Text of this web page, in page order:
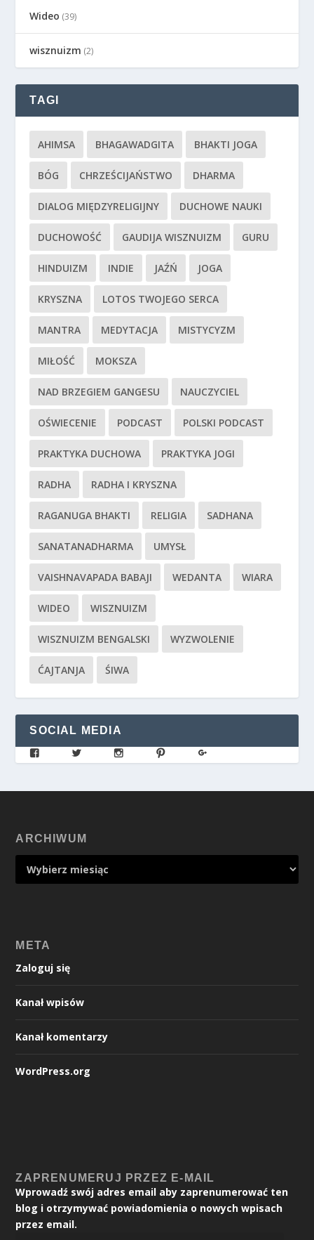
Wideo (39)
wisznuizm (2)
TAGI
AHIMSA BHAGAWADGITA BHAKTI JOGA
BÓG CHRZEŚCIJAŃSTWO DHARMA
DIALOG MIĘDZYRELIGIJNY DUCHOWE NAUKI
DUCHOWOŚĆ GAUDIJA WISZNUIZM GURU
HINDUIZM INDIE JAŹŃ JOGA
KRYSZNA LOTOS TWOJEGO SERCA
MANTRA MEDYTACJA MISTYCYZM
MIŁOŚĆ MOKSZA
NAD BRZEGIEM GANGESU NAUCZYCIEL
OŚWIECENIE PODCAST POLSKI PODCAST
PRAKTYKA DUCHOWA PRAKTYKA JOGI
RADHA RADHA I KRYSZNA
RAGANUGA BHAKTI RELIGIA SADHANA
SANATANADHARMA UMYSŁ
VAISHNAVAPADA BABAJI WEDANTA WIARA
WIDEO WISZNUIZM
WISZNUIZM BENGALSKI WYZWOLENIE
ĆAJTANJA ŚIWA
SOCIAL MEDIA
ARCHIWUM
META
Zaloguj się
Kanał wpisów
Kanał komentarzy
WordPress.org
ZAPRENUMERUJ PRZEZ E-MAIL
Wprowadź swój adres email aby zaprenumerować ten
blog i otrzymywać powiadomienia o nowych wpisach
przez email.